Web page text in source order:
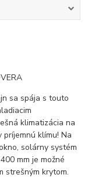
sa spája s touto
klimatizácia na
klímu! Na
solárny systém
mm je možné
strešným krytom.